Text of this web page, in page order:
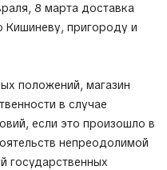
8 марта доставка
Кишиневу, пригороду и
положений, магазин
в случае
если это произошло в
непреодолимой
государственных